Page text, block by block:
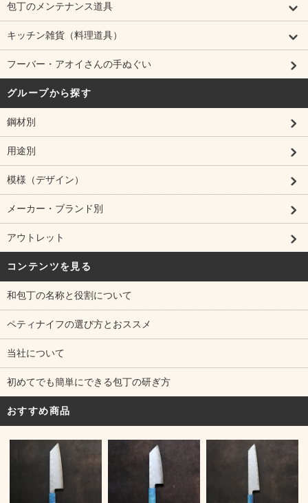
包丁のメンテナンス道具
キッチン雑貨（料理道具）
フーバー・アオイさんの手ぬぐい
グループから探す
鋼材別
用途別
模様（デザイン）
メーカー・ブランド別
アウトレット
コンテンツを見る
和包丁の名称と役割について
ペティナイフの選び方とおススメ
当社について
初めてでも簡単にできる包丁の研ぎ方
おすすめ商品